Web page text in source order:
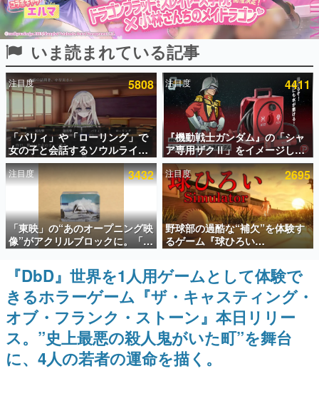
ピックアップ
電ファミのいま読まれている記事ランキング
アプリセール情報
インタビュー
連載・特集一覧
殿堂入り記事
SNS拡散数が数千以上！ ページビュー数万以上！ などな
ど。多くの人々に読まれた、電ファミ渾身の“殿堂入り”記
事をまとめました。
ゲームの企画書
名作ゲームクリエイターの方々に製作時のエピソードをお
聞きし、ヒットする企画（ゲーム）とは何か？を探ってい
きます。
赫本
この物語を解いてはいけない。『赫本』は、〈試験問題〉
の形をした短編ホラー小説集です。
いま読まれている記事
注目度 5808
「パリィ」や「ローリング」で
女の子と会話するソウルライク
恋愛ゲーム『小早川さんはソウ
ルライク』無料公開。返事に失
敗すると「YOU DIED」
注目度 4411
『機動戦士ガンダム』の「シャ
ア専用ザクⅡ」をイメージした
散水ホースリールが予約開始。
本体にはシャアのパーソナルマ
ークやジオン公国軍のエンブレ
ム、型式番号などを配置
注目度 3432
「東映」の“あのオープニング映
像”がアクリルブロックに。「東
映ヒストリカル グッズコレクシ
ョン」が8月下旬より発売
注目度 2695
野球部の過酷な“補欠”を体験す
るゲーム『球ひろい
Simulator』が「1件」のウィッ
シュリストをもとにチェコ語に
対応しSNSで話題に。『キング
ダム・カム』開発元やチェコの
プロ野球選手から称賛の声
『DbD』世界を1人用ゲームとして体験で
きるホラーゲーム『ザ・キャスティング・
オブ・フランク・ストーン』本日リリー
ス。”史上最悪の殺人鬼がいた町”を舞台
に、4人の若者の運命を描く。